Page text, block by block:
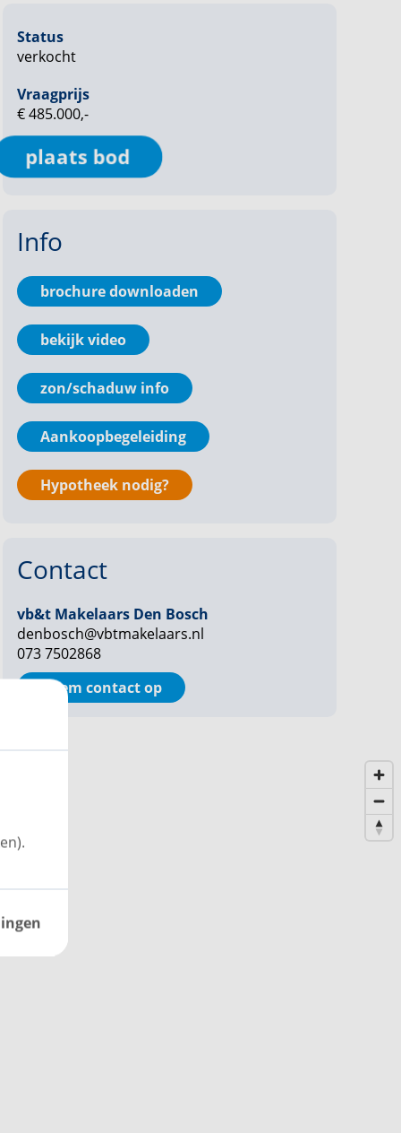
Status
verkocht
Vraagprijs
€ 485.000,-
plaats bod
Info
brochure downloaden
bekijk video
zon/schaduw info
Aankoopbegeleiding
Hypotheek nodig?
Contact
vb&t Makelaars Den Bosch
denbosch@vbtmakelaars.nl
073 7502868
Neem contact op